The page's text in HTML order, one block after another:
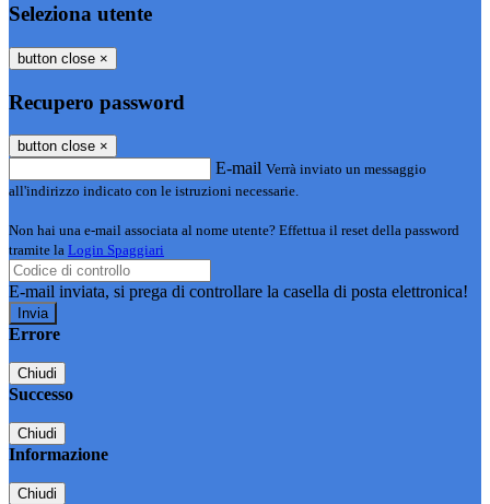
Seleziona utente
button close ×
Recupero password
button close ×
E-mail Verrà inviato un messaggio
all'indirizzo indicato con le istruzioni necessarie.
Non hai una e-mail associata al nome utente? Effettua il reset della password
tramite la Login Spaggiari
E-mail inviata, si prega di controllare la casella di posta elettronica!
Errore
Chiudi
Successo
Chiudi
Informazione
Chiudi